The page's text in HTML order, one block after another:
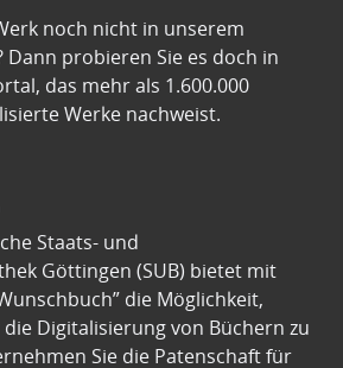
noch nicht in unserem
Dann probieren Sie es doch in
das mehr als 1.600.000
Werke nachweist.
Staats- und
Göttingen (SUB) bietet mit
die Möglichkeit,
Digitalisierung von Büchern zu
Sie die Patenschaft für